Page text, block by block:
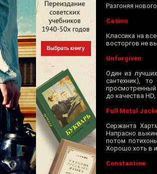
Разгоняя
Casino
Классика на
восторгов не
Unforgiven
Один из
сантехник),
до качества
Full Metal
Сержанта
Напрасно
потом
Хорошо хоть в
Constantine